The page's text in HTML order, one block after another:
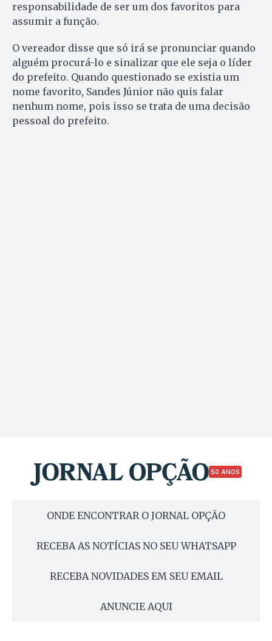
responsabilidade de ser um dos favoritos para
assumir a função.
O vereador disse que só irá se pronunciar quando
alguém procurá-lo e sinalizar que ele seja o líder
do prefeito. Quando questionado se existia um
nome favorito, Sandes Júnior não quis falar
nenhum nome, pois isso se trata de uma decisão
pessoal do prefeito.
50 ANOS
ONDE ENCONTRAR O JORNAL OPÇÃO
RECEBA AS NOTÍCIAS NO SEU WHATSAPP
RECEBA NOVIDADES EM SEU EMAIL
ANUNCIE AQUI